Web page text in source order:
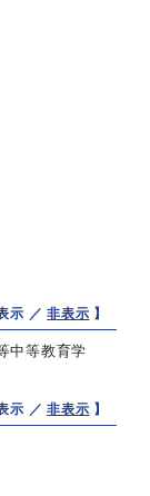
表示 ／非表示 】
中等教育学
表示 ／非表示 】